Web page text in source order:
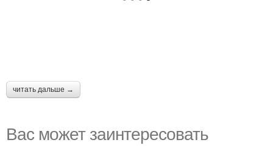
читать дальше →
Вас может заинтересовать